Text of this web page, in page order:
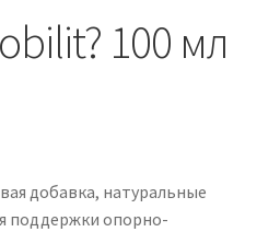
100 мл
добавка, натуральные
поддержки опорно-